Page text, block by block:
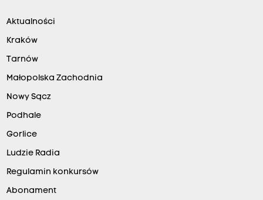
Aktualności
Kraków
Tarnów
Małopolska Zachodnia
Nowy Sącz
Podhale
Gorlice
Ludzie Radia
Regulamin konkursów
Abonament